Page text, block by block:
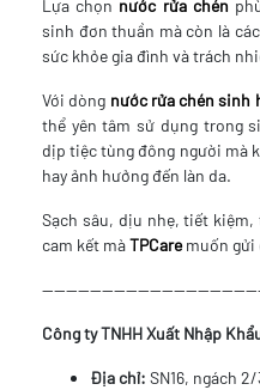
Lựa chọn nước rửa chén
sinh đơn thuần mà còn là
sức khỏe gia đình và trách
Với dòng nước rửa chén sinh
thể yên tâm sử dụng trong
dịp tiệc tùng đông người mà
hay ảnh hưởng đến làn da.
Sạch sâu, dịu nhẹ, tiết
cam kết màTPCaremuốn gửi
Công ty TNHH Xuất Nhập
Địa chỉ: SN16, ngách